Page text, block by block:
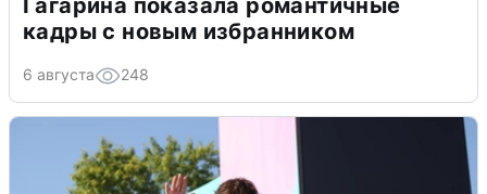
кадры с новым избранником
6 августа 248